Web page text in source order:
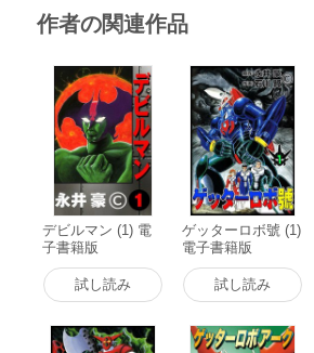
作者の関連作品
デビルマン (1) 電
子書籍版
試し読み
ゲッターロボ號 (1)
電子書籍版
試し読み